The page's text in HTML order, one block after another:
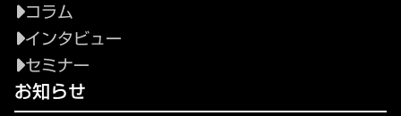
コラム
インタビュー
セミナー
お知らせ